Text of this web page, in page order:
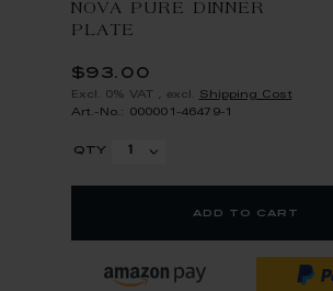
NOVA PURE DINNER
PLATE
$93.00
Excl. 0% VAT excl. Shipping Cost
Art.-No.: 000001-46479-1
qty
add to cart